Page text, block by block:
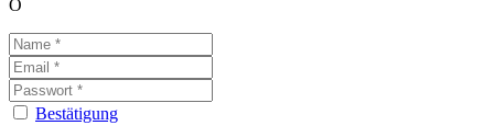
O
Bestätigung